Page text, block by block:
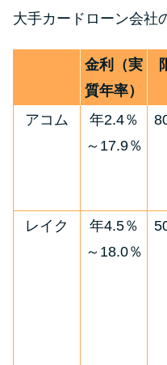
方法
年収
落ちる
を分析
みずほ
合わ
大手カードローン会社
金利（実
質年率）
アコム
年2.4％
～17.9％
レイク
年4.5％
～18.0％